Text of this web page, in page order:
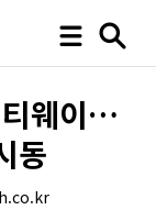
웨이…
동